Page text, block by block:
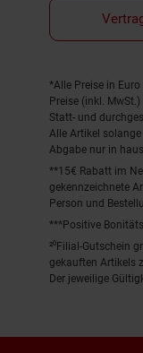
Fußnoten
*Alle Preise in
Preise (inkl.
Statt- und
Alle Artikel
Abgabe nur in
**15€ Rabatt im
gekennzeichnete
Person und
***Positive
²⁰Filial-Gutschein
gekauften Artikels
Der jeweilige